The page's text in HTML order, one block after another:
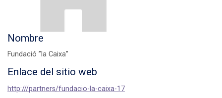
Nombre
Fundació ”la Caixa”
Enlace del sitio web
http:///partners/fundacio-la-caixa-17